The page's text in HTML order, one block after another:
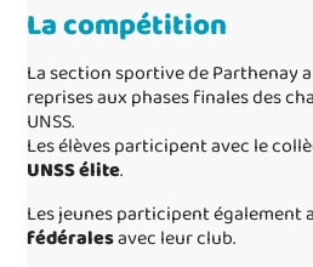
La compétition
La section sportive de Parthenay
reprises aux phases finales des
UNSS.
Les élèves participent avec le
UNSS élite.
Les jeunes participent également
fédéralesavec leur club.